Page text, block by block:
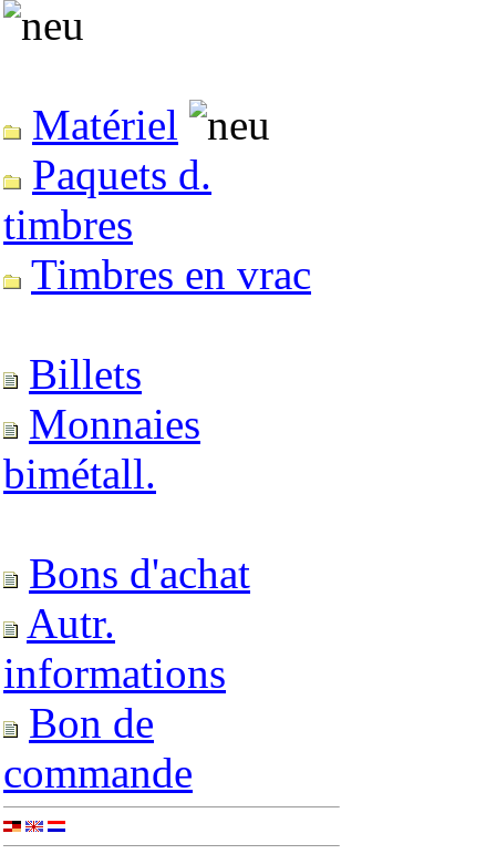
Matériel
Paquets d.
timbres
Timbres en vrac
Billets
Monnaies
bimétall.
Bons d'achat
Autr.
informations
Bon de
commande